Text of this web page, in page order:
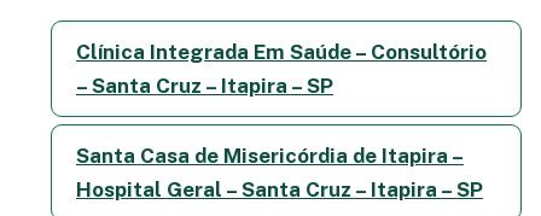
Clínica Integrada Em Saúde – Consultório
– Santa Cruz – Itapira – SP
Santa Casa de Misericórdia de Itapira –
Hospital Geral – Santa Cruz – Itapira – SP